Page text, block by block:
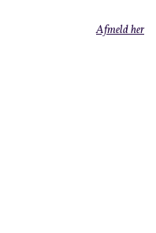
Afmeld her